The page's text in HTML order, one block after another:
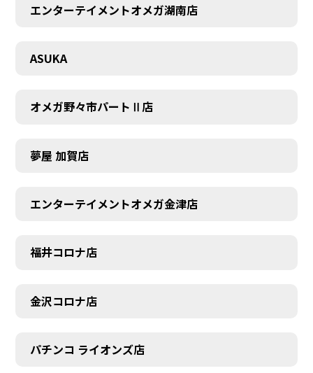
エンターテイメントオメガ湖南店
ASUKA
オメガ野々市パートⅡ店
夢屋 加賀店
エンターテイメントオメガ金津店
福井コロナ店
金沢コロナ店
パチンコ ライオンズ店